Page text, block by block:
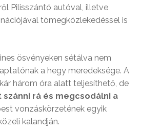
Pilisszántó autóval, illetve
tömegközlekedéssel is
ösvényeken sétálva nem
a hegy meredeksége. A
három óra alatt teljesíthető, de
rá és megcsodálni a
vonzáskörzetének egyik
kalandján.